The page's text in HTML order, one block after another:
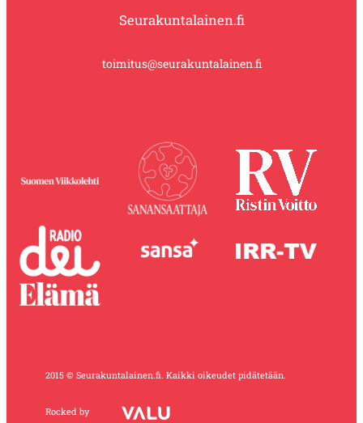
Seurakuntalainen.fi
toimitus@seurakuntalainen.fi
2015 © Seurakuntalainen.fi. Kaikki oikeudet pidätetään.
Rocked by